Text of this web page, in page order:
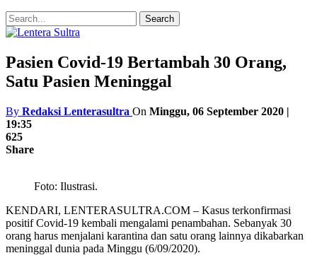
Pasien Covid-19 Bertambah 30 Orang,
Satu Pasien Meninggal
By Redaksi Lenterasultra On Minggu, 06 September 2020 |
19:35
625
Share
Foto: Ilustrasi.
KENDARI, LENTERASULTRA.COM – Kasus terkonfirmasi
positif Covid-19 kembali mengalami penambahan. Sebanyak 30
orang harus menjalani karantina dan satu orang lainnya dikabarkan
meninggal dunia pada Minggu (6/09/2020).